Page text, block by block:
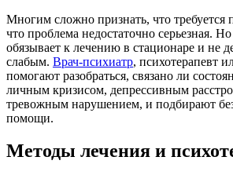
Многим сложно признать, что требуется
что проблема недостаточно серьезная.
обязывает к лечению в стационаре и не
слабым. Врач-психиатр, психотерапевт
помогают разобраться, связано ли
личным кризисом, депрессивным
тревожным нарушением, и подбирают
помощи.
Методы лечения и